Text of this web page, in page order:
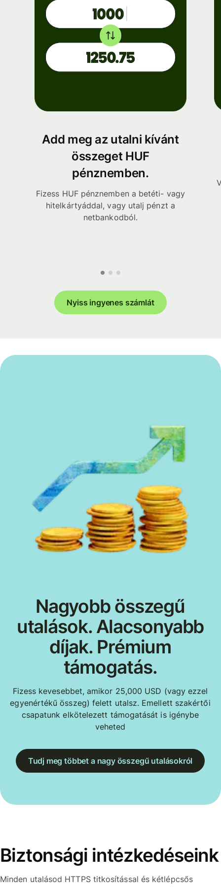
Add meg az utalni kívánt
összeget HUF
pénznemben.
Fizess HUF pénznemben a betéti- vagy
hitelkártyáddal, vagy utalj pénzt a
netbankodból.
Nyiss ingyenes számlát
Nagyobb összegű
utalások. Alacsonyabb
díjak. Prémium
támogatás.
Fizess kevesebbet, amikor 25,000 USD (vagy ezzel
egyenértékű összeg) felett utalsz. Emellett szakértői
csapatunk elkötelezett támogatását is igénybe
veheted
Tudj meg többet a nagy összegű utalásokról
Biztonsági intézkedéseink
Minden utalásod HTTPS titkosítással és kétlépcsős